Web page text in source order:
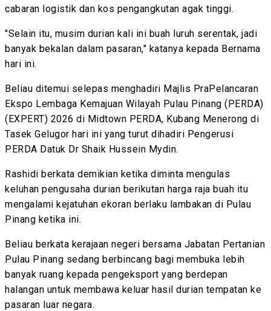
cabaran logistik dan kos pengangkutan agak tinggi.
"Selain itu, musim durian kali ini buah luruh serentak, jadi
banyak bekalan dalam pasaran," katanya kepada Bernama
hari ini.
Beliau ditemui selepas menghadiri Majlis PraPelancaran
Ekspo Lembaga Kemajuan Wilayah Pulau Pinang (PERDA)
(EXPERT) 2026 di Midtown PERDA, Kubang Menerong di
Tasek Gelugor hari ini yang turut dihadiri Pengerusi
PERDA Datuk Dr Shaik Hussein Mydin.
Rashidi berkata demikian ketika diminta mengulas
keluhan pengusaha durian berikutan harga raja buah itu
mengalami kejatuhan ekoran berlaku lambakan di Pulau
Pinang ketika ini.
Beliau berkata kerajaan negeri bersama Jabatan Pertanian
Pulau Pinang sedang berbincang bagi membuka lebih
banyak ruang kepada pengeksport yang berdepan
halangan untuk membawa keluar hasil durian tempatan ke
pasaran luar negara.